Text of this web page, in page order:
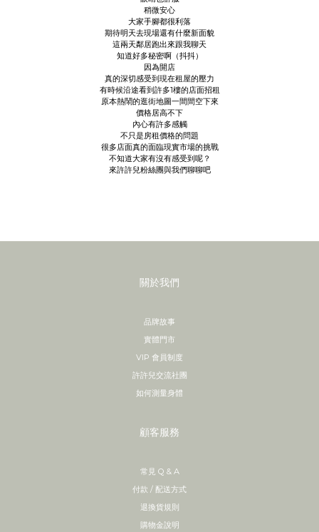
稍微安心
大家手腳都很利落
期待明天去現場還有什麼新面貌
這兩天鄰居跑出來跟我聊天
知道好多秘密啊（抖抖）
因為開店
真的深切感受到現在租屋的壓力
有時候沿途看到許多1樓的店面招租
原本熱鬧的逛街地圖一間間空下來
價格居高不下
內心有許多感觸
不只是房租價格的問題
很多店面真的面臨現實市場的挑戰
不知道大家有沒有感受到呢？
來許許兒粉絲團與我們聊聊吧
關於我們
品牌故事
實體門市
VIP 會員制度
許許兒交流社團
如何測量身體
顧客服務
常見 Q & A
付款 / 配送方式
退換貨規則
購物金說明